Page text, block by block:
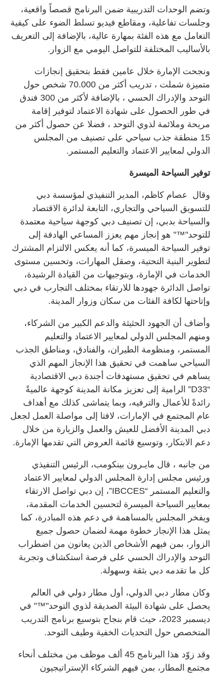
وتضم الوحدات التدريبية ضمن البرنامج قصصاً واقعية،
وجلسات تفاعلية، ومقاطع فيديو تسلط الضوء على كيفية
التعامل مع هذه الفئة بمهارة عالية، بالإضافة إلى التعريف
بالأساليب المختلفة للتواصل اليومي مع الزوار.
ونجحت الإمارة خلال عامين فقط بتحقيق إنجازات
متميزة شملت ، تدريب أكثر من 70.000 شخص حول
التوحد والإدراك الحسي ، بالإضافة لأكثر من 300 فندق
في طور الحصول على شهادة الاعتماد لتوفير إقامة
مريحة وملائمة لذوي التوحد ، فضلا عن حصول أكثر من
15 منطقة جذب سياحي على تصنيف من المجلس
الدولي لمعايير الاعتماد والتعليم المستمر.
توفير السياحة الميسرة
وقال عصام كاظم، المدير التنفيذي لمؤسسة دبي
للتسويق السياحي والتجاري، التابعة لدائرة الاقتصاد
والسياحة بدبي، إن تصنيف دبي كوجهة سياحية معتمدة
للتوحد"™" هو إنجاز مهم يعزز المساعي الهادفة إلى
توفير السياحة الميسرة، كما أنه يعكس الالتزام المشترك
لتطوير البنية التحتية، وصقل المهارات، وتحسين مستوى
الخدمات في الإمارة، وبتوجيهات من القيادة الرشيدة،
تواصل الدائرة جهودها للارتقاء بمختلف التجارب في دبي
وإتاحتها لكافة الفئات من سكان وزوار المدينة.
وأضاف أن الجهود الحثيثة والدعم الكبير من الشركاء،
ومنهم المجلس الدولي لمعايير الاعتماد والتعليم
المستمر، ومنظومة الطيران، والفنادق، ومناطق الجذب
السياحي ساهمت في تحقيق هذا الإنجاز المهم الذي
يساهم في تحقيق مستهدفات أجندة دبي الاقتصادية
“D33” الرامية إلى تعزيز مكانة المدينة كوجهة عالميةً
رائدةً للأعمال والترفيه، وبما يتماشى كذلك مع أهداف
عام المجتمع في الإمارات، لافتا إلى مواصلة العمل لجعل
دبي المدينة الأفضل للعيش والعمل والزيارة من خلال
دعم الابتكار، وتوسيع قائمة العروض التي تقدمها الإمارة.
من جانبه ، قال مايـرون بينكومب، الرئيس التنفيذي
ورئيس مجلس إدارة المجلس الدولي لمعايير الاعتماد
والتعليم المستمر “IBCCES”، إن دبي تواصل الارتقاء
بمعايير السياحة الميسرة لتحسين الخدمات المقدمة،
ويفخر المجلس بالمساهمة في دعم هذه المبادرة، كما
يمثل هذا الإنجاز خطوة مهمة لضمان حصول جميع
الزوار، بمن فيهم الأشخاص الذين يعانون من اضطراب
التوحد والإدراك الحسي على فرصة استكشاف وتجربة
كل ما تقدمه دبي بثقة وسهولة.
وكان مطار دبي الدولي، أول مطار دولي في العالم
يحصل على شهادة البيئة الصديقة لذوي التوحد"™" في
ديسمبر 2023، حيث قام بنجاح بتوسيع برنامج التدريب
المتخصص حول التحديات الخفية وطيف التوحد.
وقد زوّد هذا البرنامج 45 ألف موظف من مختلف أنحاء
مجتمع المطار، بمن فيهم الشركاء الإستراتيجيون